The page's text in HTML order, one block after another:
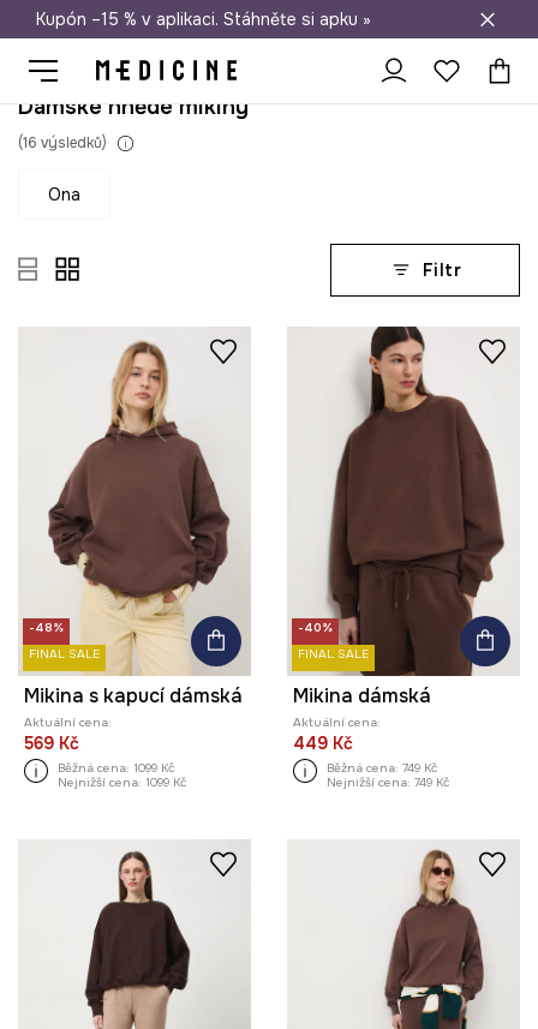
Doprava zdarma při nákupu nad 1 200 Kč
Kupón –15 % v aplikaci. Stáhněte si apku »
Dámské hnědé mikiny
(16 výsledků)
ona
Filtr
-48%
FINAL SALE
Mikina s kapucí dámská
Aktuální cena:
569 Kč
Běžná cena: 1099 Kč
Nejnižší cena: 1099 Kč
-40%
FINAL SALE
Mikina dámská
Aktuální cena:
449 Kč
Běžná cena: 749 Kč
Nejnižší cena: 749 Kč